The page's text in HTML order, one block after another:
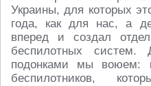
Украины, для которых
года, как для нас, а
вперед и создал
беспилотных
подонками мы воюем:
беспилотников,